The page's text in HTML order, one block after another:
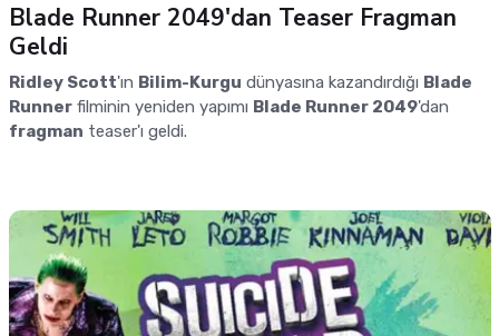
Blade Runner 2049'dan Teaser Fragman
Geldi
Ridley Scott'ın Bilim-Kurgu dünyasına kazandırdığı Blade
Runnerfilminin yeniden yapımı Blade Runner 2049'dan
fragman teaser'ı geldi.